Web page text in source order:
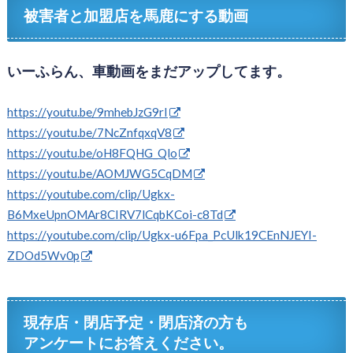
被害者と加盟店を馬鹿にする動画
いーふらん、車動画をまだアップしてます。
https://youtu.be/9mhebJzG9rI
https://youtu.be/7NcZnfqxqV8
https://youtu.be/oH8FQHG_Qlo
https://youtu.be/AOMJWG5CqDM
https://youtube.com/clip/Ugkx-
B6MxeUpnOMAr8CIRV7lCqbKCoi-c8Td
https://youtube.com/clip/Ugkx-u6Fpa_PcUlk19CEnNJEYI-
ZDOd5Wv0p
現存店・閉店予定・閉店済の方も
アンケートにお答えください。